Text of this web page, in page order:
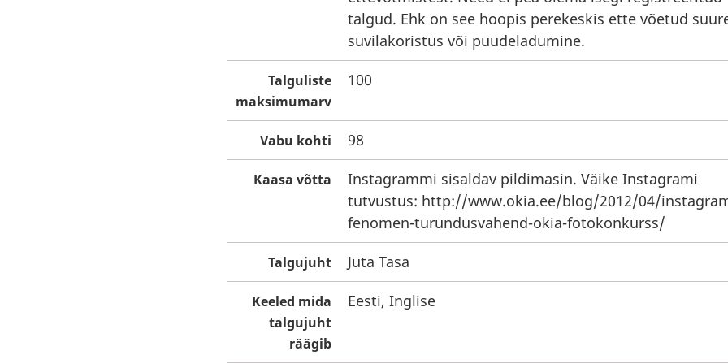
talgud. Ehk on see hoopis perekeskis ette võetud
suvilakoristus või puudeladumine.
Talguliste
maksimumarv
100
Vabu kohti 98
Kaasa võtta
Instagrammi sisaldav pildimasin. Väike Instagrami
tutvustus: http://www.okia.ee/blog/2012/04/
fenomen-turundusvahend-okia-fotokonkurss/
Talgujuht Juta Tasa
Keeled mida
talgujuht
räägib
Eesti, Inglise